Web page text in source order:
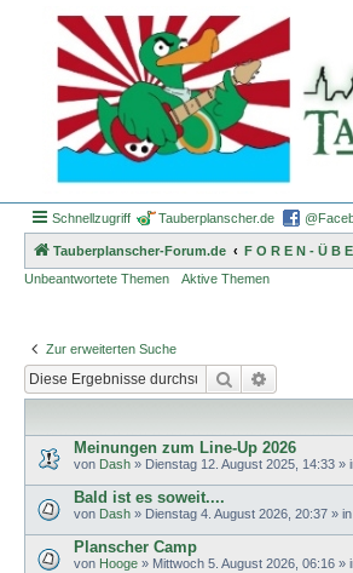
Schnellzugriff Tauberplanscher.de
Tauberplanscher-Forum.de F O R E N - Ü B
Unbeantwortete Themen
Aktive Themen
Zur erweiterten Suche
Suche
Meinungen zum Line-Up 2026
von Dash » Dienstag 12. August 2025, 14:33 »
Bald ist es soweit....
von Dash » Dienstag 4. August 2026, 20:37 » in
Planscher Camp
von Hooge » Mittwoch 5. August 2026, 06:16 »